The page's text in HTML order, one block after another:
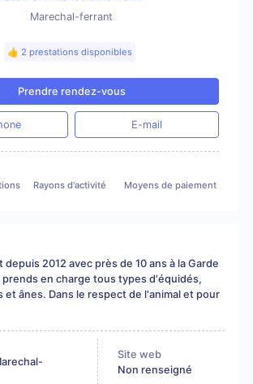
Marechal-ferrant
👍 2 prestations disponibles
Prendre rendez-vous
E-mail
Rayons d'activité Moyens de paiement
2012 avec près de 10 ans à la Garde
prends en charge tous types d'équidés,
et ânes. Dans le respect de l'animal et pour
Site web
Non renseigné